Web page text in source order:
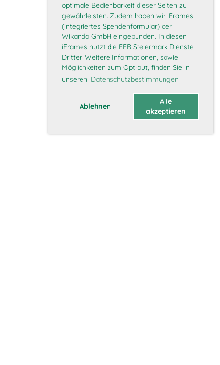
optimale Bedienbarkeit dieser Seiten zu
gewährleisten. Zudem haben wir iFrames
(integriertes Spendenformular) der
Wikando GmbH eingebunden. In diesen
iFrames nutzt die EFB Steiermark Dienste
Dritter. Weitere Informationen, sowie
Möglichkeiten zum Opt-out, finden Sie in
unseren Datenschutzbestimmungen
Ablehnen
Alle
akzeptieren